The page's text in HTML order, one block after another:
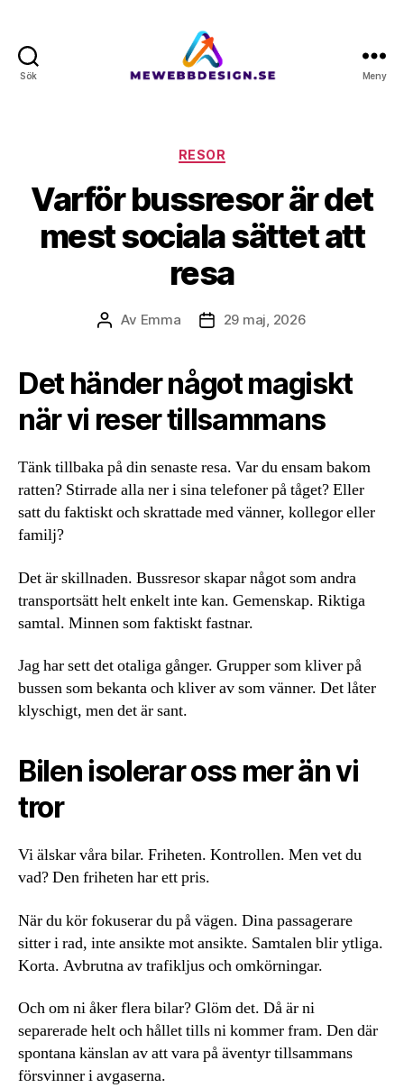
Sök Meny
Kategorier
RESOR
Varför bussresor är det
mest sociala sättet att
resa
Inläggsförfattare
Av Emma Inläggsdatum
29 maj, 2026
Det händer något magiskt
när vi reser tillsammans
Tänk tillbaka på din senaste resa. Var du ensam bakom
ratten? Stirrade alla ner i sina telefoner på tåget? Eller
satt du faktiskt och skrattade med vänner, kollegor eller
familj?
Det är skillnaden. Bussresor skapar något som andra
transportsätt helt enkelt inte kan. Gemenskap. Riktiga
samtal. Minnen som faktiskt fastnar.
Jag har sett det otaliga gånger. Grupper som kliver på
bussen som bekanta och kliver av som vänner. Det låter
klyschigt, men det är sant.
Bilen isolerar oss mer än vi
tror
Vi älskar våra bilar. Friheten. Kontrollen. Men vet du
vad? Den friheten har ett pris.
När du kör fokuserar du på vägen. Dina passagerare
sitter i rad, inte ansikte mot ansikte. Samtalen blir ytliga.
Korta. Avbrutna av trafikljus och omkörningar.
Och om ni åker flera bilar? Glöm det. Då är ni
separerade helt och hållet tills ni kommer fram. Den där
spontana känslan av att vara på äventyr tillsammans
försvinner i avgaserna.